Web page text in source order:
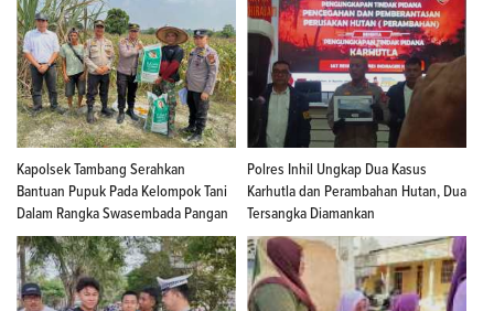
Kapolsek Tambang Serahkan
Bantuan Pupuk Pada Kelompok Tani
Dalam Rangka Swasembada Pangan
Polres Inhil Ungkap Dua Kasus
Karhutla dan Perambahan Hutan, Dua
Tersangka Diamankan